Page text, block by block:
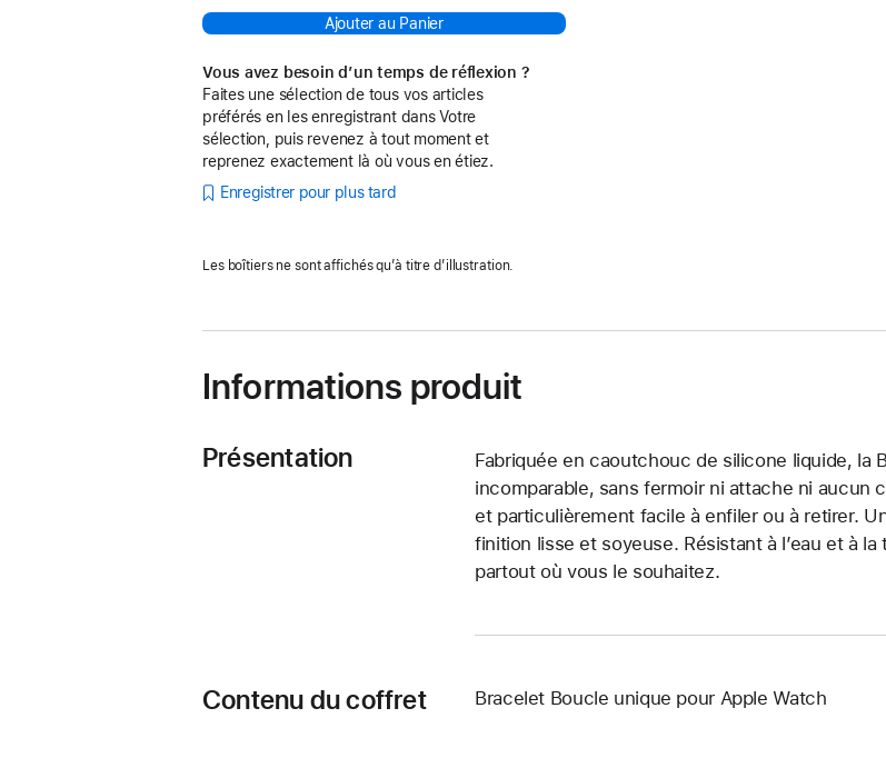
Ajouter au Panier
Vous avez besoin d’un temps de réflexion ?
Faites une sélection de tous vos articles
préférés en les enregistrant dans Votre
sélection, puis revenez à tout moment et
reprenez exactement là où vous en étiez.
Enregistrer pour plus tard
Les boîtiers ne sont affichés qu’à titre d’illustration.
Informations produit
Présentation
Fabriquée en caoutchouc de silicone liquide, la
incomparable, sans fermoir ni attache ni aucun
et particulièrement facile à enfiler ou à retirer.
finition lisse et soyeuse. Résistant à l’eau et à
partout où vous le souhaitez.
Contenu du coffret Bracelet Boucle unique pour Apple Watch